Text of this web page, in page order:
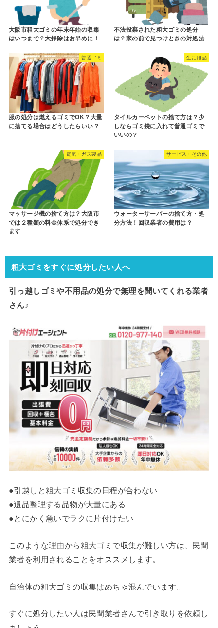
大阪市粗大ゴミの年末年始の収集
はいつまで？大掃除はお早めに！
不法投棄された粗大ゴミの処分
は？家の前で見つけときの対処法
普通ゴミ
服の処分は燃えるゴミでOK？大量
に捨てる場合はどうしたらいい？
生活用品
タイルカーペットの捨て方は？少
しならゴミ袋に入れて普通ゴミで
いいの？
電気・ガス製品
マッサージ機の捨て方は？大阪市
では２種類の料金体系で処分でき
ます
サービス・その他
ウォーターサーバーの捨て方・処
分方法！回収業者の費用は？
粗大ゴミをすぐに処分したい人へ
引っ越しゴミや不用品の処分で無理を聞いてくれる業者
さん♪
●引越しと粗大ゴミ収集の日程が合わない
●遺品整理する品物が大量にある
●とにかく急いでラクに片付けたい
このような理由から粗大ゴミで収集が難しい方は、民間
業者を利用されることをオススメします。
自治体の粗大ゴミの収集はめちゃ混んでいます。
すぐに処分したい人は民間業者さんで引き取りを依頼し